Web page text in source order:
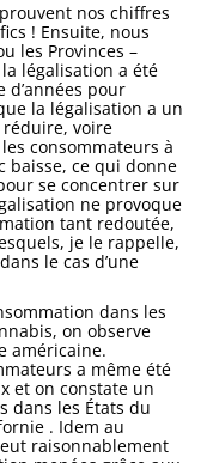
nos chiffres
! Ensuite, nous
les Provinces –
légalisation a été
d’années pour
la légalisation a un
voire
consommateurs à
baisse, ce qui donne
se concentrer sur
ne provoque
tant redoutée,
je le rappelle,
le cas d’une
dans les
on observe
américaine.
a même été
et on constate un
dans les États du
. Idem au
raisonnablement